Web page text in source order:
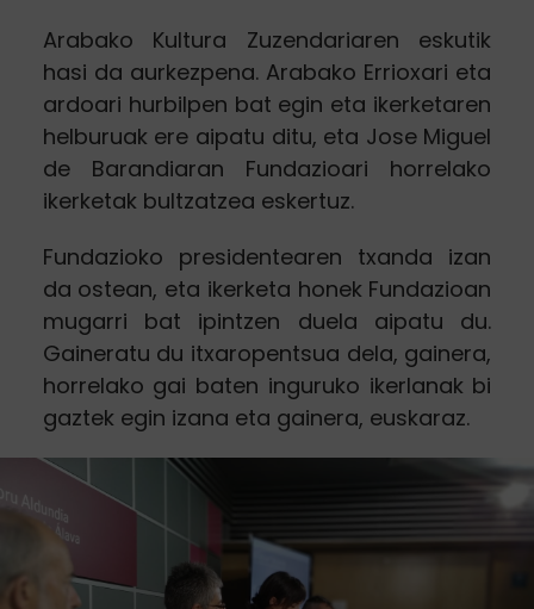
Arabako Kultura Zuzendariaren eskutik
hasi da aurkezpena. Arabako Errioxari eta
ardoari hurbilpen bat egin eta ikerketaren
helburuak ere aipatu ditu, eta Jose Miguel
de Barandiaran Fundazioari horrelako
ikerketak bultzatzea eskertuz.
Fundazioko presidentearen txanda izan
da ostean, eta ikerketa honek Fundazioan
mugarri bat ipintzen duela aipatu du.
Gaineratu du itxaropentsua dela, gainera,
horrelako gai baten inguruko ikerlanak bi
gaztek egin izana eta gainera, euskaraz.